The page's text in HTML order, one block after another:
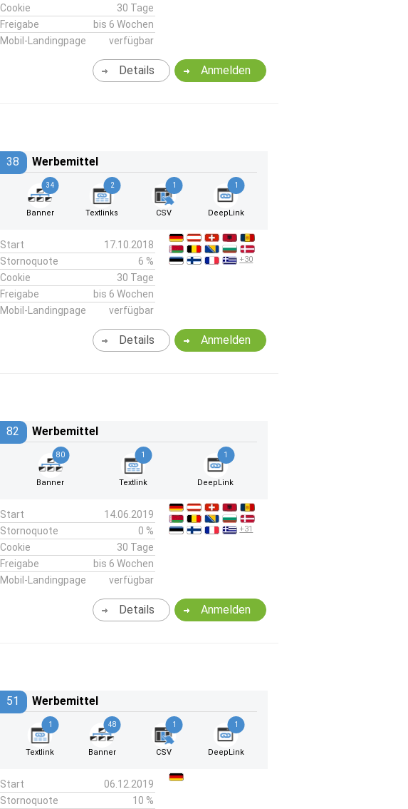
Cookie
30 Tage
Freigabe
bis 6 Wochen
Mobil-Landingpage
verfügbar
Anmelden
Details
38 Werbemittel
34
Banner
2
Textlinks
1
CSV
1
DeepLink
Start
17.10.2018
Stornoquote
6 %
Cookie
30 Tage
Freigabe
bis 6 Wochen
Mobil-Landingpage
verfügbar
+30
Anmelden
Details
82 Werbemittel
80
Banner
1
Textlink
1
DeepLink
Start
14.06.2019
Stornoquote
0 %
Cookie
30 Tage
Freigabe
bis 6 Wochen
Mobil-Landingpage
verfügbar
+31
Anmelden
Details
51 Werbemittel
1
Textlink
48
Banner
1
CSV
1
DeepLink
Start
06.12.2019
Stornoquote
10 %